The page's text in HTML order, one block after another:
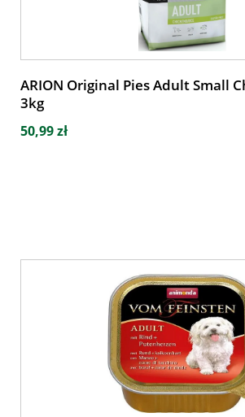
ARION Original Pies Adult Small
3kg
50,99 zł